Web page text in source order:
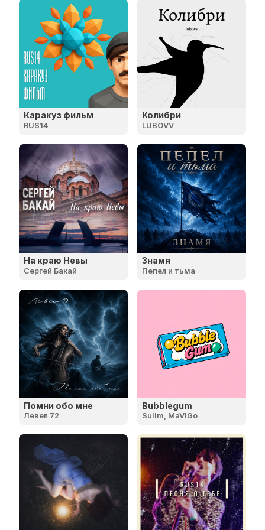
Каракуз фильм
RUS14
Колибри
LUBOVV
На краю Невы
Сергей Бакай
Знамя
Пепел и тьма
Помни обо мне
Левел 72
Bubblegum
Sulim, MaViGo